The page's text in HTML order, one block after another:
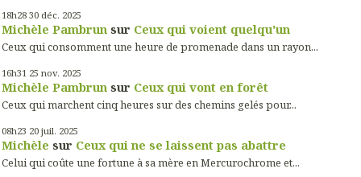
18h28 30 déc. 2025
Michèle Pambrun sur Ceux qui voient quelqu'un
Ceux qui consomment une heure de promenade dans un rayon...
16h31 25 nov. 2025
Michèle Pambrun sur Ceux qui vont en forêt
Ceux qui marchent cinq heures sur des chemins gelés pour...
08h23 20 juil. 2025
Michèle sur Ceux qui ne se laissent pas abattre
Celui qui coûte une fortune à sa mère en Mercurochrome et...